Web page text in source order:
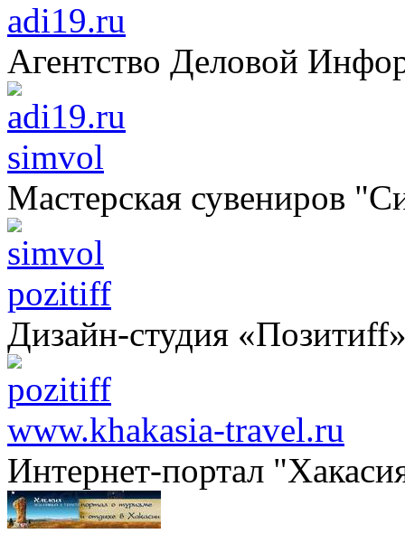
adi19.ru
Агентство Деловой
simvol
Мастерская сувениров
pozitiff
Дизайн-студия
www.khakasia-travel.ru
Интернет-портал